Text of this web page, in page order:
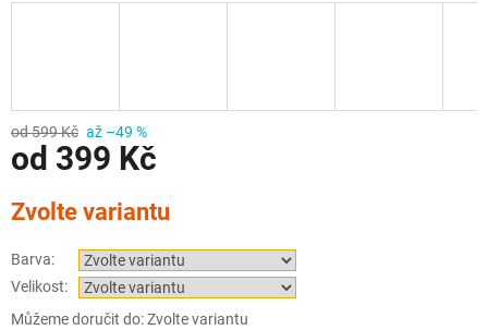
od 599 Kč až –49 %
od 399 Kč
cena:
Zvolte variantu
Barva:
Velikost:
Můžeme doručit do:Zvolte variantu